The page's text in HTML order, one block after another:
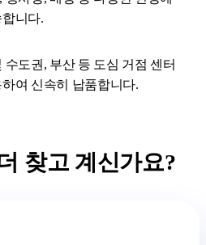
니다.
수도권, 부산 등 도심 거점 센터
여 신속히 납품합니다.
찾고 계신가요?